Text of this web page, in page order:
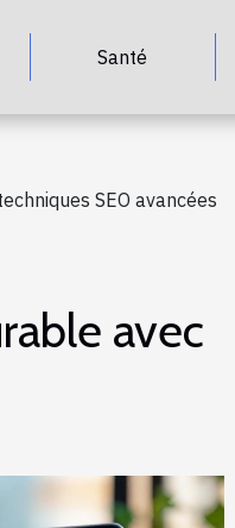
Santé
SEO avancées
avec